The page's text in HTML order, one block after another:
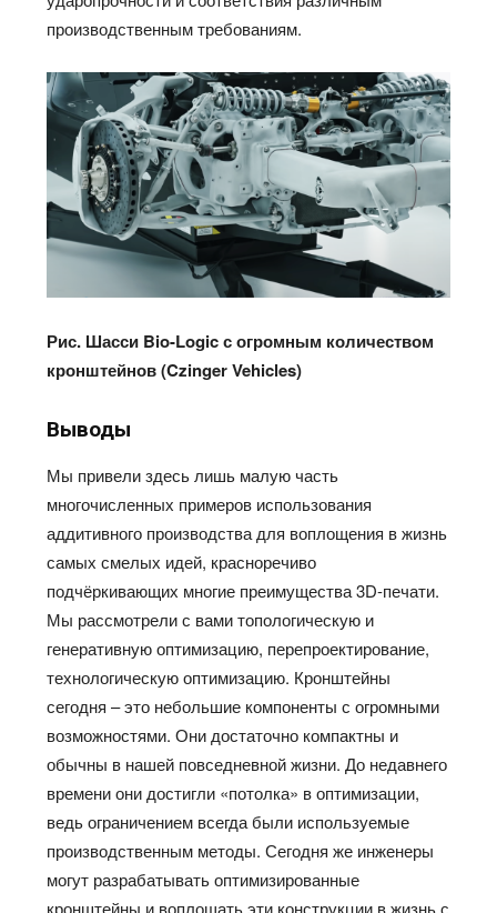
производственным требованиям.
Рис. Шасси Bio-Logic с огромным количеством
кронштейнов (Czinger Vehicles)
Выводы
Мы привели здесь лишь малую часть
многочисленных примеров использования
аддитивного производства для воплощения в жизнь
самых смелых идей, красноречиво
подчёркивающих многие преимущества 3D-печати.
Мы рассмотрели с вами топологическую и
генеративную оптимизацию, перепроектирование,
технологическую оптимизацию. Кронштейны
сегодня – это небольшие компоненты с огромными
возможностями. Они достаточно компактны и
обычны в нашей повседневной жизни. До недавнего
времени они достигли «потолка» в оптимизации,
ведь ограничением всегда были используемые
производственным методы. Сегодня же инженеры
могут разрабатывать оптимизированные
кронштейны и воплощать эти конструкции в жизнь с